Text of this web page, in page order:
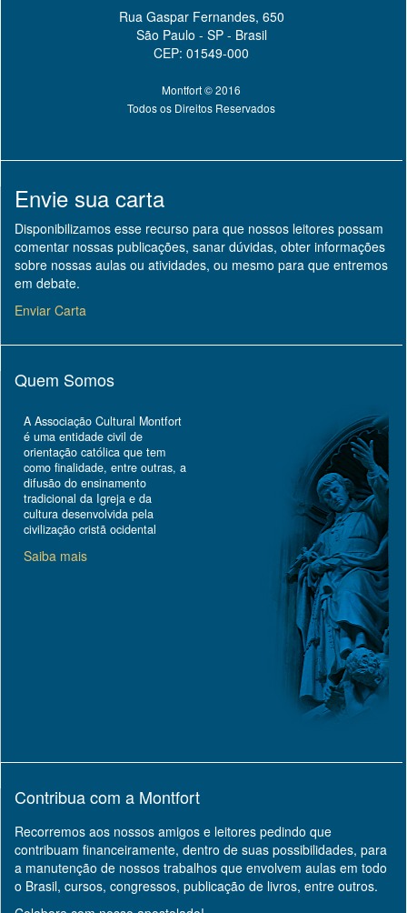
Rua Gaspar Fernandes, 650
São Paulo - SP - Brasil
CEP: 01549-000
Montfort © 2016
Todos os Direitos Reservados
Envie sua carta
Disponibilizamos esse recurso para que nossos leitores possam
comentar nossas publicações, sanar dúvidas, obter informações
sobre nossas aulas ou atividades, ou mesmo para que entremos
em debate.
Enviar Carta
Quem Somos
A Associação Cultural Montfort
é uma entidade civil de
orientação católica que tem
como finalidade, entre outras, a
difusão do ensinamento
tradicional da Igreja e da
cultura desenvolvida pela
civilização cristã ocidental
Saiba mais
Contribua com a Montfort
Recorremos aos nossos amigos e leitores pedindo que
contribuam financeiramente, dentro de suas possibilidades, para
a manutenção de nossos trabalhos que envolvem aulas em todo
o Brasil, cursos, congressos, publicação de livros, entre outros.